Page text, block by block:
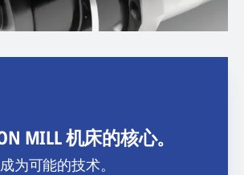
MILL 机床的核心。
为可能的技术。